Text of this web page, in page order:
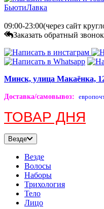
09:00-23:00(через сайт
Заказать обратный звонок
Минск, улица Макаёнка,
Доставка/самовывоз:
ТОВАР ДНЯ
Везде
Везде
Волосы
Наборы
Трихология
Тело
Лицо